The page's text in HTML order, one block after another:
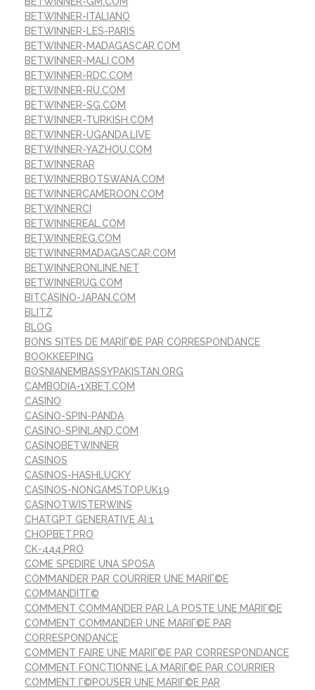
BETWINNER-ITALIANO
BETWINNER-LES-PARIS
BETWINNER-MADAGASCAR.COM
BETWINNER-MALI.COM
BETWINNER-RDC.COM
BETWINNER-RU.COM
BETWINNER-SG.COM
BETWINNER-TURKISH.COM
BETWINNER-UGANDA.LIVE
BETWINNER-YAZHOU.COM
BETWINNERAR
BETWINNERBOTSWANA.COM
BETWINNERCAMEROON.COM
BETWINNERCI
BETWINNEREAL.COM
BETWINNEREG.COM
BETWINNERMADAGASCAR.COM
BETWINNERONLINE.NET
BETWINNERUG.COM
BITCASINO-JAPAN.COM
BLITZ
BLOG
BONS SITES DE MARIГ©E PAR CORRESPONDANCE
BOOKKEEPING
BOSNIANEMBASSYPAKISTAN.ORG
CAMBODIA-1XBET.COM
CASINO
CASINO-SPIN-PANDA
CASINO-SPINLAND.COM
CASINOBETWINNER
CASINOS
CASINOS-HASHLUCKY
CASINOS-NONGAMSTOP.UK19
CASINOTWISTERWINS
CHATGPT GENERATIVE AI 1
CHOPBET.PRO
CK-444.PRO
COME SPEDIRE UNA SPOSA
COMMANDER PAR COURRIER UNE MARIГ©E
COMMANDITГ©
COMMENT COMMANDER PAR LA POSTE UNE MARIГ©E
COMMENT COMMANDER UNE MARIГ©E PAR
CORRESPONDANCE
COMMENT FAIRE UNE MARIГ©E PAR CORRESPONDANCE
COMMENT FONCTIONNE LA MARIГ©E PAR COURRIER
COMMENT Г©POUSER UNE MARIГ©E PAR